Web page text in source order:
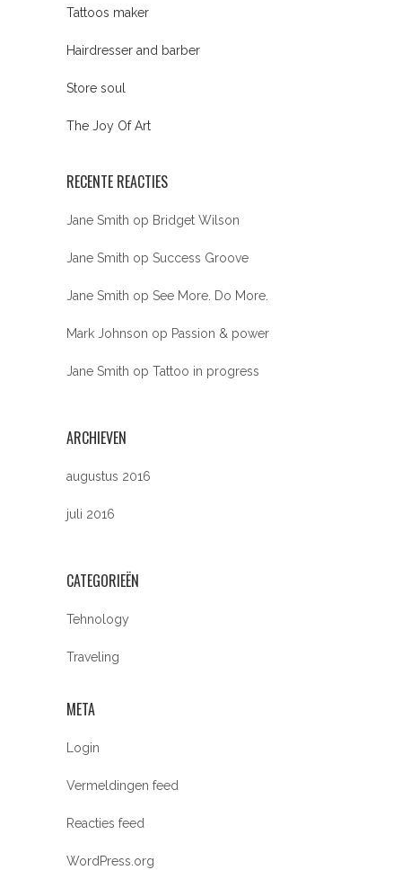
Tattoos maker
Hairdresser and barber
Store soul
The Joy Of Art
RECENTE REACTIES
Jane Smith op Bridget Wilson
Jane Smith op Success Groove
Jane Smith op See More. Do More.
Mark Johnson op Passion & power
Jane Smith op Tattoo in progress
ARCHIEVEN
augustus 2016
juli 2016
CATEGORIEËN
Tehnology
Traveling
META
Login
Vermeldingen feed
Reacties feed
WordPress.org